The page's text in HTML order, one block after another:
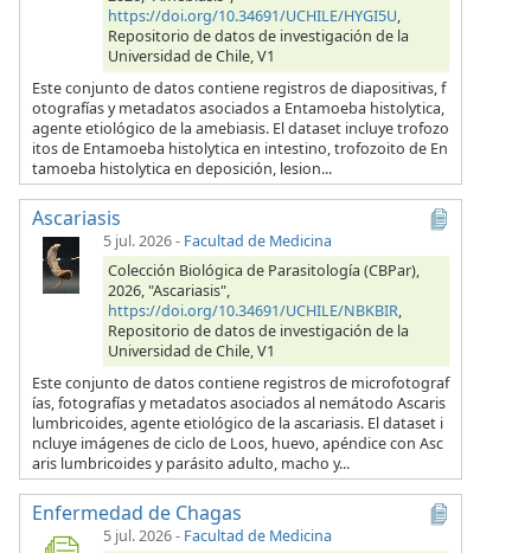
https://doi.org/10.34691/UCHILE/HYGI5U,
Repositorio de datos de investigación de la
Universidad de Chile, V1
Este conjunto de datos contiene registros de diapositivas, f
otografías y metadatos asociados a Entamoeba histolytica,
agente etiológico de la amebiasis. El dataset incluye trofozo
itos de Entamoeba histolytica en intestino, trofozoito de En
tamoeba histolytica en deposición, lesion...
Ascariasis
5 jul. 2026- Facultad de Medicina
Colección Biológica de Parasitología (CBPar),
2026, "Ascariasis",
https://doi.org/10.34691/UCHILE/NBKBIR,
Repositorio de datos de investigación de la
Universidad de Chile, V1
Este conjunto de datos contiene registros de microfotograf
ías, fotografías y metadatos asociados al nemátodo Ascaris
lumbricoides, agente etiológico de la ascariasis. El dataset i
ncluye imágenes de ciclo de Loos, huevo, apéndice con Asc
aris lumbricoides y parásito adulto, macho y...
Enfermedad de Chagas
5 jul. 2026- Facultad de Medicina